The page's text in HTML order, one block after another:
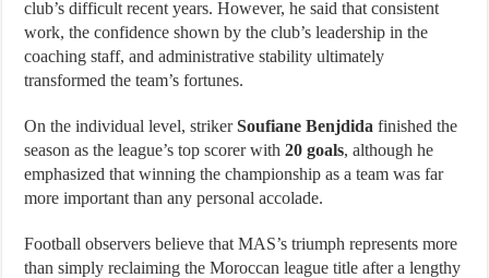
club’s difficult recent years. However, he said that consistent
work, the confidence shown by the club’s leadership in the
coaching staff, and administrative stability ultimately
transformed the team’s fortunes.
On the individual level, strikerSoufiane Benjdida finished the
season as the league’s top scorer with20 goals, although he
emphasized that winning the championship as a team was far
more important than any personal accolade.
Football observers believe that MAS’s triumph represents more
than simply reclaiming the Moroccan league title after a lengthy